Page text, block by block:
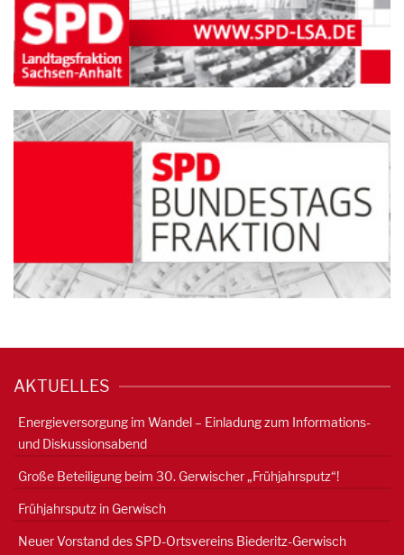
AKTUELLES
Energieversorgung im Wandel – Einladung zum Informations-
und Diskussionsabend
Große Beteiligung beim 30. Gerwischer „Frühjahrsputz“!
Frühjahrsputz in Gerwisch
Neuer Vorstand des SPD-Ortsvereins Biederitz-Gerwisch